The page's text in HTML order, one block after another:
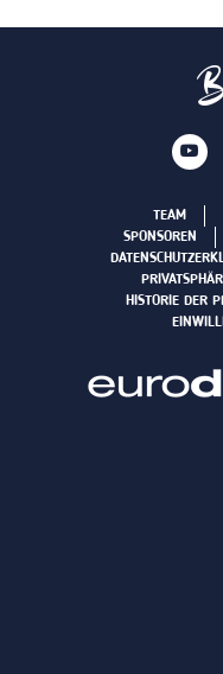
TEAM
SPONSOREN
HISTORIE DER